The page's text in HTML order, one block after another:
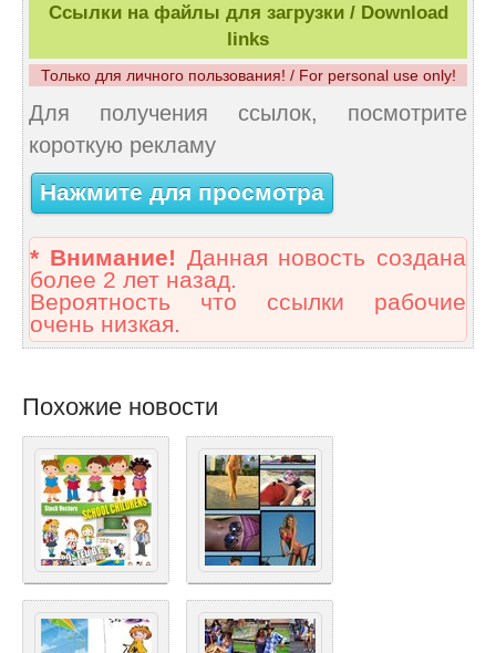
Ссылки на файлы для загрузки / Download
links
Только для личного пользования! / For personal use only!
Для получения ссылок, посмотрите
короткую рекламу
Нажмите для просмотра
* Внимание! Данная новость создана
более 2 лет назад.
Вероятность что ссылки рабочие
очень низкая.
Похожие новости